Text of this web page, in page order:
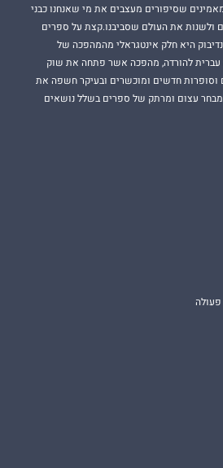
שסיפורים מעצבים את מי שאנחנו כבני
ולשנות את העולם שסביבנו.קצת על ספרים
היא חלק אינטגראלי מהמהפכה של
עברית להורדה, מהפכה אשר פתחה את שוק
וסופרות חדשים ומוכשרים ובעיקר חשפה את
עצום ומרתק של ספרים בשלל נושאים